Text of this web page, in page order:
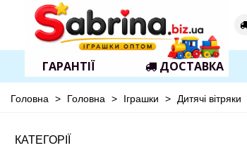
ГАРАНТІЇ ДОСТАВКА
Головна > Головна > Іграшки > Дитячі вітряки
КАТЕГОРІЇ